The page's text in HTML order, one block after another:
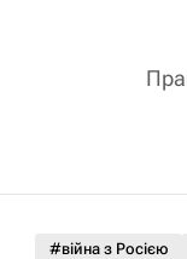
д
#війна з Росією